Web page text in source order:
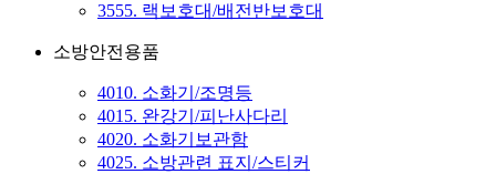
3555. 랙보호대/배전반보호대
소방안전용품
4010. 소화기/조명등
4015. 완강기/피난사다리
4020. 소화기보관함
4025. 소방관련 표지/스티커